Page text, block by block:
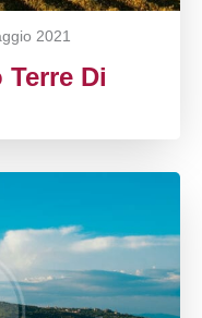
2021
Di